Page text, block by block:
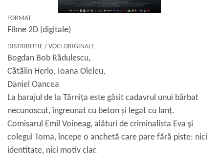
FORMAT
Filme 2D (digitale)
DISTRIBUTIE / VOCI ORIGINALE
Bogdan Bob Rădulescu,
Cătălin Herlo, Ioana Oleleu,
Daniel Oancea
La barajul de la Târnița este găsit cadavrul unui bărbat
necunoscut, îngreunat cu beton și legat cu lanț.
Comisarul Emil Voineag, alături de criminalista Eva și
colegul Toma, începe o anchetă care pare fără piste: nici
identitate, nici motiv clar.